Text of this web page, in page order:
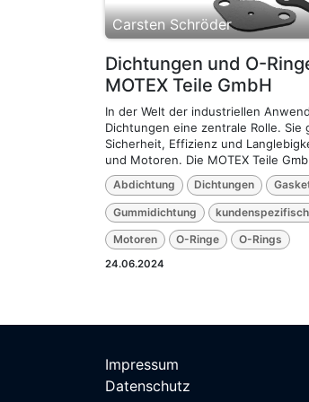
Carsten Schröder
Dichtungen und O-
MOTEX Teile GmbH
In der Welt der industriellen
Dichtungen eine zentrale Rolle. Sie
Sicherheit, Effizienz und
und Motoren. Die MOTEX Teile
Abdichtung Dichtungen
Gummidichtung
Motoren O-Ringe O-Rings
24.06.2024
Impressum
Datenschutz